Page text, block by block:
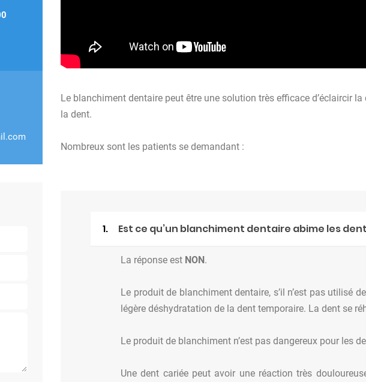
Le blanchiment dentaire peut être une solution très efficace d’éclaircir
la dent.
Nombreux sont les patients se demandant :
1. Est ce qu’un blanchiment dentaire abime les
La réponse est NON.
Le produit de blanchiment dentaire, s’il n’est pas utilisé
légère déshydratation de la dent temporaire. La dent se
Le produit de blanchiment n’est pas dangereux pour les
Une dent cariée peut avoir une réaction très